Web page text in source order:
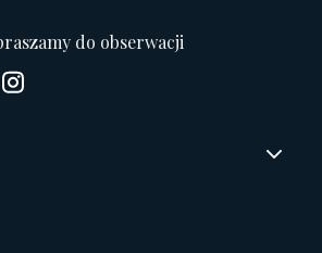
do obserwacji